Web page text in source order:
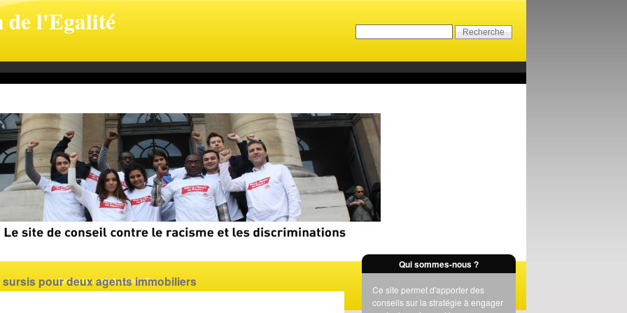
de l'Egalité
pour deux agents immobiliers
Qui sommes-nous ?
Ce site permet d'apporter des
conseils sur la stratégie à engager
Conception web Audience Pro